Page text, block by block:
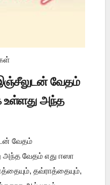
வேதம்
உள்ளது அந்த
வேதம்
அந்த வேதம் எது ஈஸா
தவ்ராத்தையும்,